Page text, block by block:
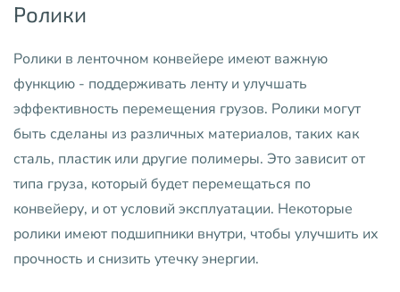
Ролики
Ролики в ленточном конвейере имеют важную
функцию - поддерживать ленту и улучшать
эффективность перемещения грузов. Ролики могут
быть сделаны из различных материалов, таких как
сталь, пластик или другие полимеры. Это зависит от
типа груза, который будет перемещаться по
конвейеру, и от условий эксплуатации. Некоторые
ролики имеют подшипники внутри, чтобы улучшить их
прочность и снизить утечку энергии.